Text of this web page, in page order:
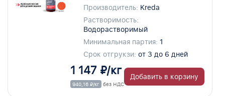
Производитель: Kreda
Растворимость:
Водорастворимый
Минимальная партия: 1
Срок отгрукзи: от 3 до 6 дней
1 147 ₽/кг
940,16 ₽/кг без НДС
Добавить в корзину